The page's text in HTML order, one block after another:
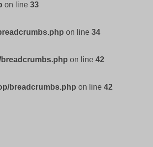
on line 33
on line 34
on line 42
breadcrumbs.php on line 42